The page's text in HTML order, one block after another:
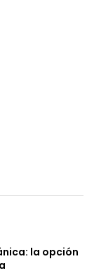
la opción